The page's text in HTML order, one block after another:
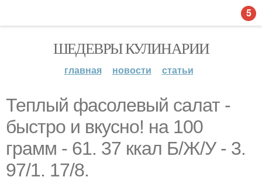
ШЕДЕВРЫ КУЛИНАРИИ
главная новости статьи
Теплый фасолевый салат -
быстро и вкусно! на 100
грамм - 61. 37 ккал Б/Ж/У - 3.
97/1. 17/8.
5